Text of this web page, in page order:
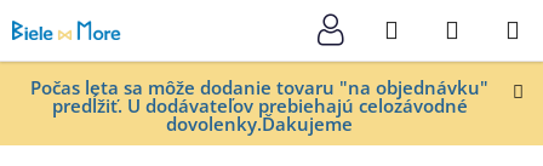
na
obsah
Počas leta sa môže dodanie tovaru "na objednávku"
predĺžiť. U dodávateľov prebiehajú celozávodné
dovolenky.Ďakujeme
Hľadať
KOŠÍK